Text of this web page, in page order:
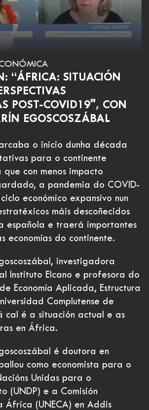
“ÁFRICA: SITUACIÓN
POST-COVID19", CON
EGOSCOSZÁBAL
o inicio dunha década
para o continente
con menos impacto
a pandemia do COVID-
económico expansivo nun
máis descoñecidos
española e traerá importantes
economías do continente.
investigadora
Instituto Elcano e profesora do
Economía Aplicada, Estructura
Complutense de
cal é a situación actual e as
en África.
é doutora en
como economista para o
Unidas para o
(UNDP) e a Comisión
África (UNECA) en Addis